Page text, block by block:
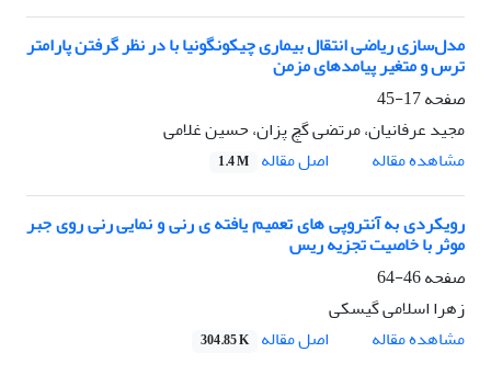
مدل‌سازی ریاضی انتقال بیماری چیکونگونیا با در نظر گرفتن پارامتر
ترس و متغیر پیامدهای مزمن
صفحه17-45
مجید عرفانیان، مرتضی گچ پزان، حسین غلامی
مشاهده مقاله
اصل مقاله 1.4 M
رویکردی به آنتروپی های تعمیم یافته ی رنی و نمایی رنی روی جبر
موثر با خاصیت تجزیه ریس
صفحه46-64
زهرا اسلامی گیسکی
مشاهده مقاله
اصل مقاله 304.85 K